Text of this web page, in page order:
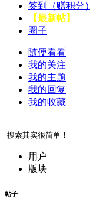
签到（赠积分）
【最新帖】
圈子
随便看看
我的关注
我的主题
我的回复
我的收藏
用户
版块
帖子